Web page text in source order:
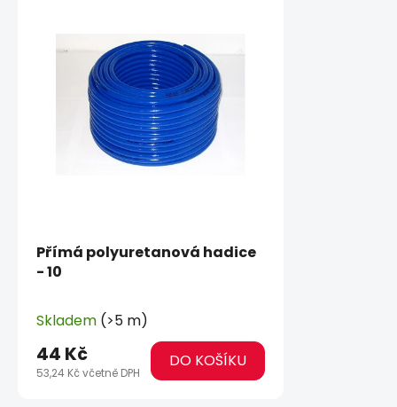
Přímá polyuretanová hadice
- 10
Skladem (>5 m)
53,24 Kč včetně DPH
44 Kč DO KOŠÍKU